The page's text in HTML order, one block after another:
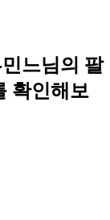
느님의 팔
확인해보